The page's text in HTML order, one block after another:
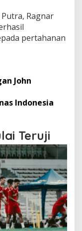
Ragnar
pertahanan
John
Indonesia
Teruji